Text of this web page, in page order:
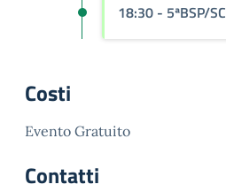
18:30 - 5ªBSP/SC
Costi
Evento Gratuito
Contatti